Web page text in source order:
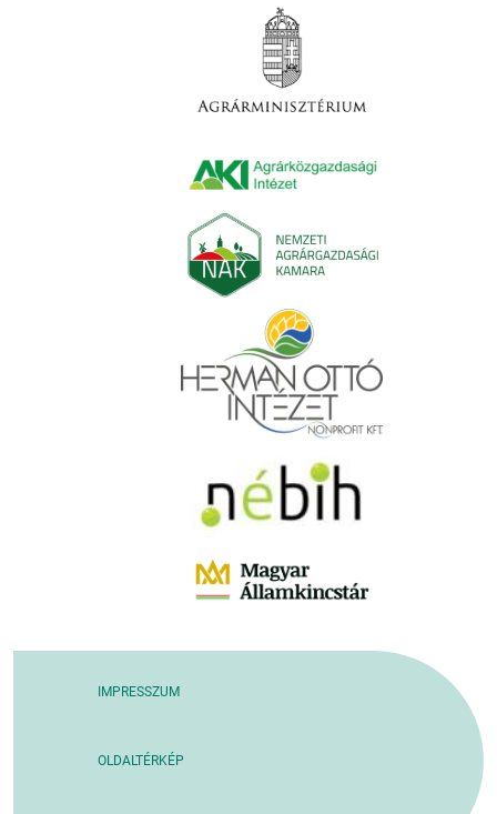
IMPRESSZUM
OLDALTÉRKÉP